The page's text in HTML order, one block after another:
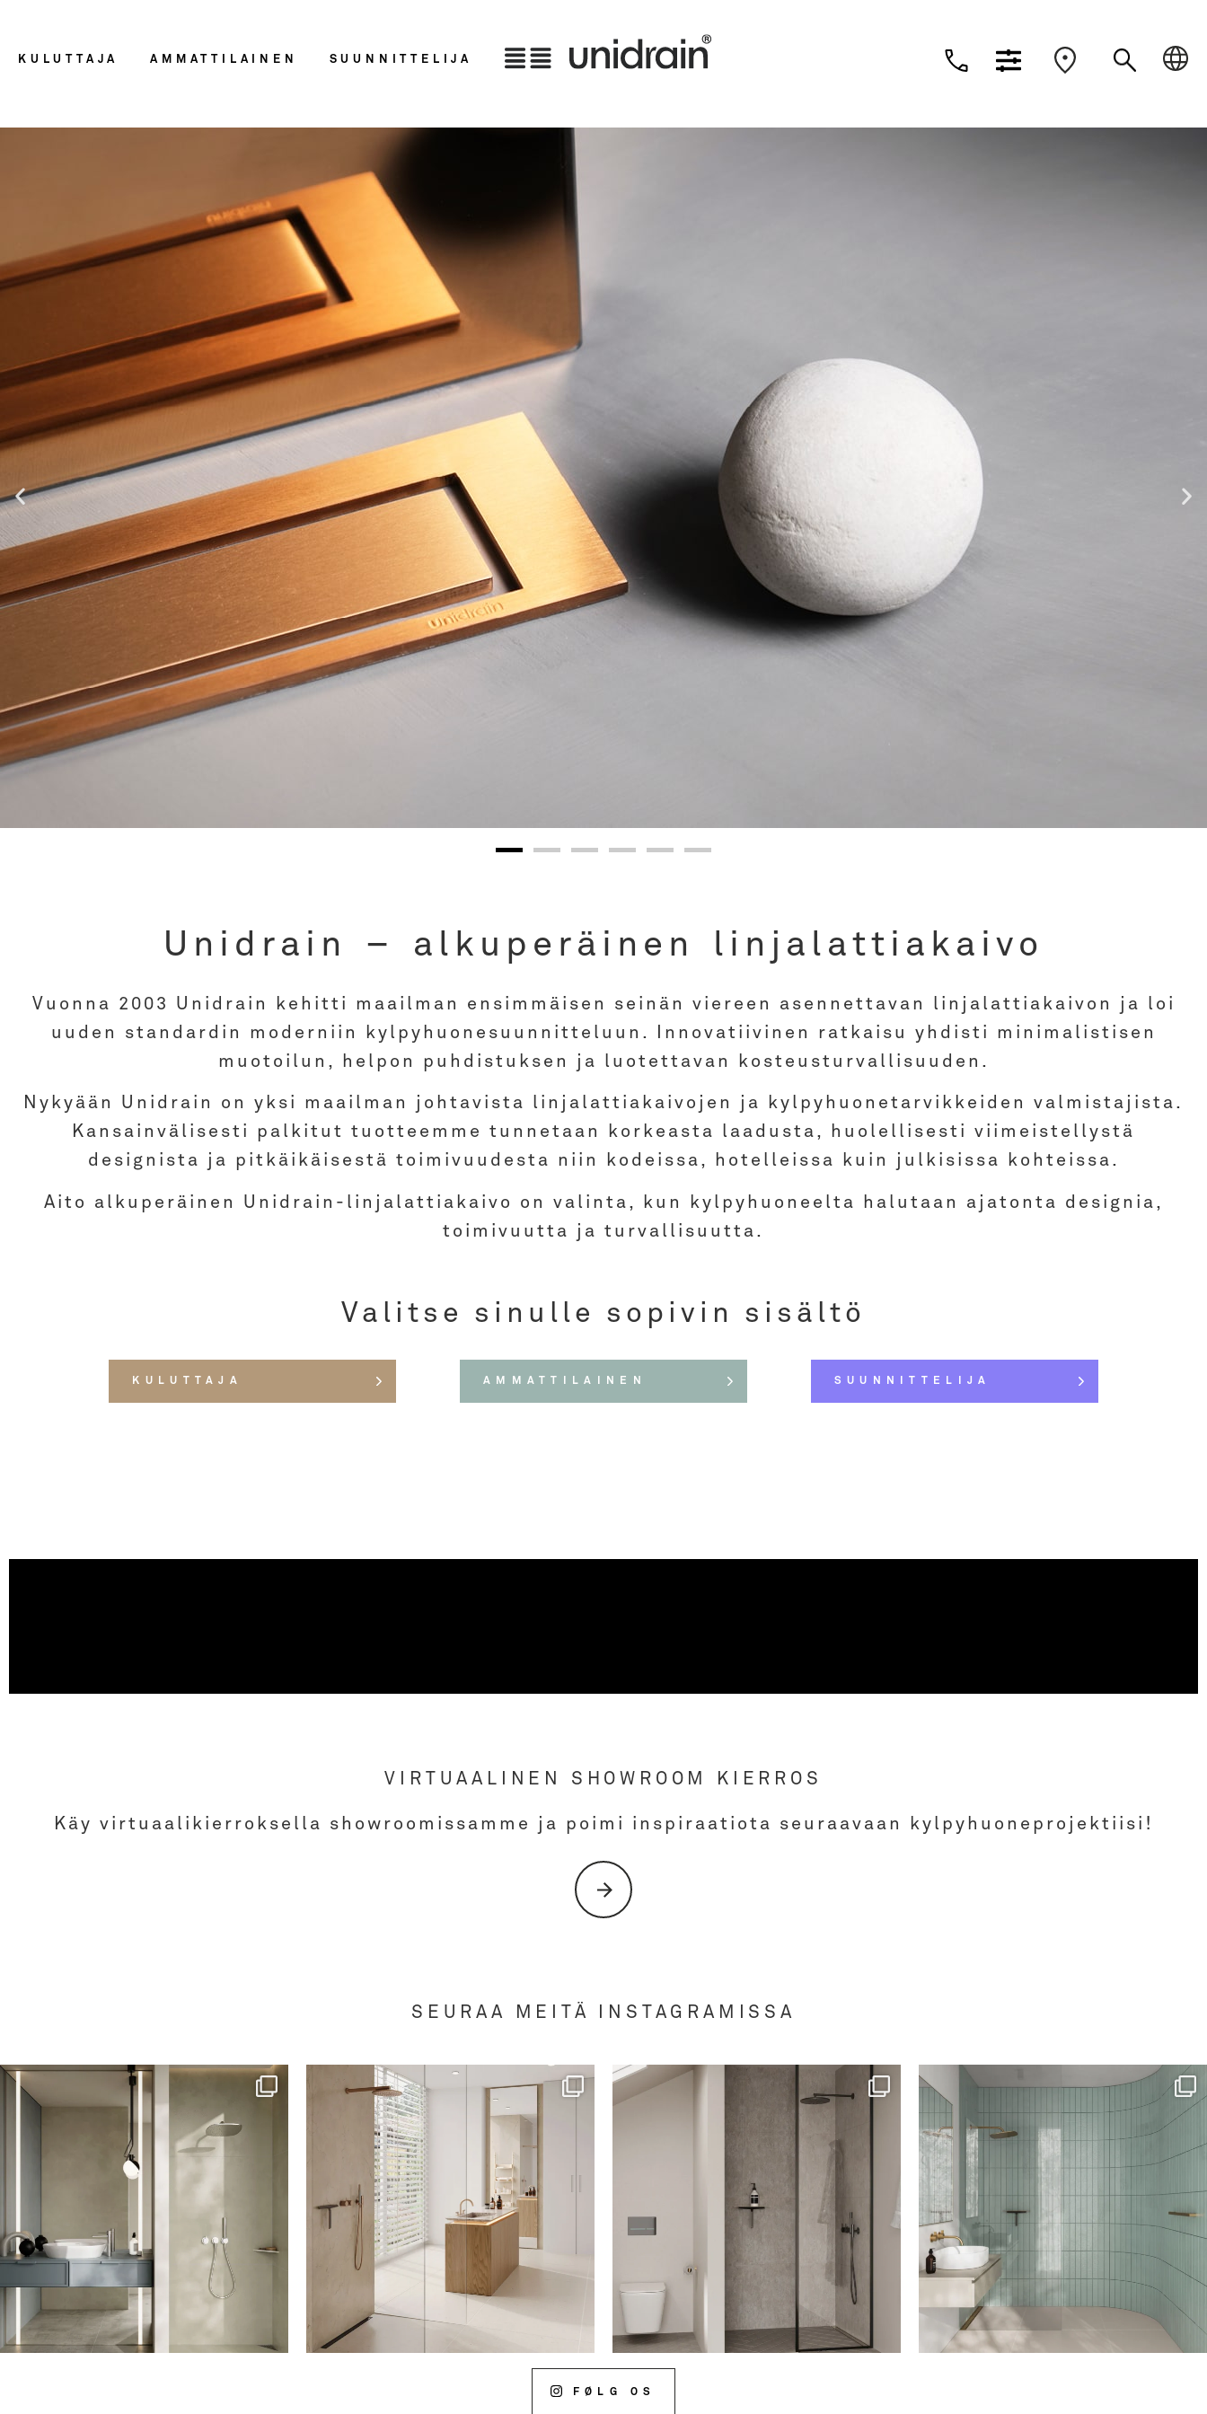
KULUTTAJA AMMATTILAINEN SUUNNITTELIJA Suomi
Nederlands
GlassLine
Unidrain – alkuperäinen linjalattiakaivo
Vuonna 2003 Unidrain kehitti maailman ensimmäisen seinän viereen asennettavan linjalattiakaivon ja loi
uuden standardin moderniin kylpyhuonesuunnitteluun. Innovatiivinen ratkaisu yhdisti minimalistisen
muotoilun, helpon puhdistuksen ja luotettavan kosteusturvallisuuden.
Nykyään Unidrain on yksi maailman johtavista linjalattiakaivojen ja kylpyhuonetarvikkeiden valmistajista.
Kansainvälisesti palkitut tuotteemme tunnetaan korkeasta laadusta, huolellisesti viimeistellystä
designista ja pitkäikäisestä toimivuudesta niin kodeissa, hotelleissa kuin julkisissa kohteissa.
Aito alkuperäinen Unidrain-linjalattiakaivo on valinta, kun kylpyhuoneelta halutaan ajatonta designia,
toimivuutta ja turvallisuutta.
Valitse sinulle sopivin sisältö
KULUTTAJA AMMATTILAINEN SUUNNITTELIJA
VIRTUAALINEN SHOWROOM KIERROS
Käy virtuaalikierroksella showroomissamme ja poimi inspiraatiota seuraavaan kylpyhuoneprojektiisi!
SEURAA MEITÄ INSTAGRAMISSA
FØLG OS